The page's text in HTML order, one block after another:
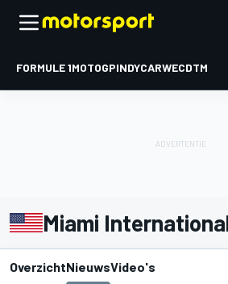
FORMULE 1MOTOGPINDYCARWECDTM
Miami
OverzichtNieuwsVideo's